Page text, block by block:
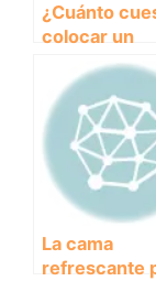
¿Cuánto
colocar un
microchip en
perro? –
precios y
beneficios.
La cama
refrescante